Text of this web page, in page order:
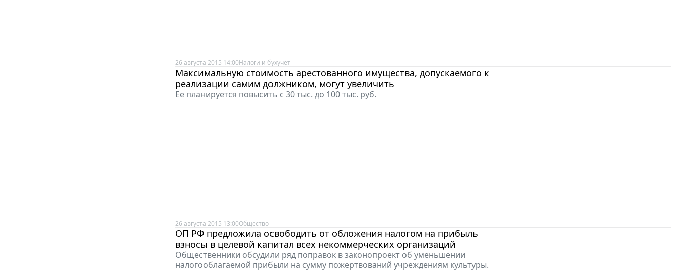
26 августа 2015 14:00Налоги и бухучет
Максимальную стоимость арестованного имущества, допускаемого к
реализации самим должником, могут увеличить
Ее планируется повысить с 30 тыс. до 100 тыс. руб.
26 августа 2015 13:00Общество
ОП РФ предложила освободить от обложения налогом на прибыль
взносы в целевой капитал всех некоммерческих организаций
Общественники обсудили ряд поправок в законопроект об уменьшении
налогооблагаемой прибыли на сумму пожертвований учреждениям культуры.